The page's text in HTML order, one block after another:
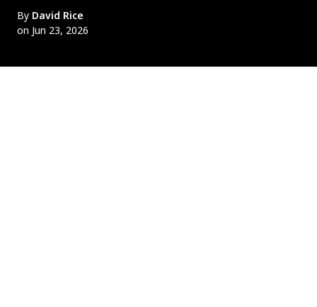
By David Rice
on Jun 23, 2026